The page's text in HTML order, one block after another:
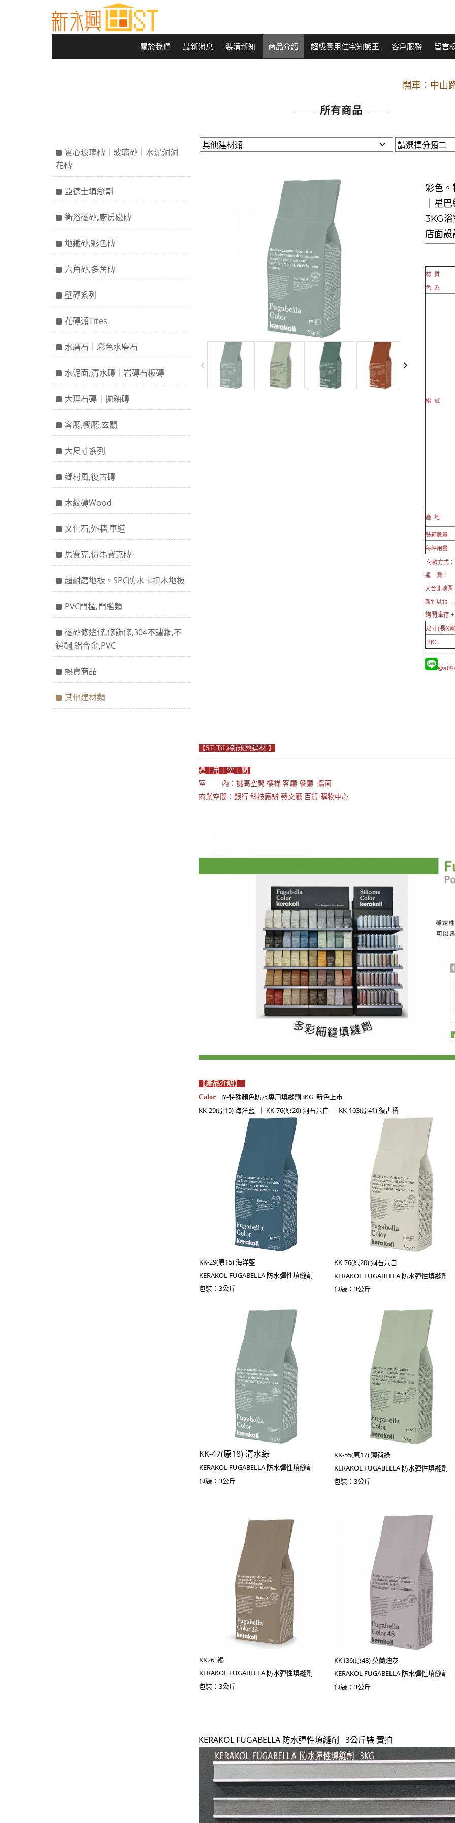
關於我們 最新消息 裝潢新知 商品介紹 超級實用住宅知識王 客戶服務 留言
開車：中山
原Line已滿 無法加Line好友 請親
捷運： 中和線【頂
所有商品
實心玻璃磚｜玻璃磚｜水泥洞洞
花磚
亞德士填縫劑
衛浴磁磚,廚房磁磚
地鐵磚,彩色磚
六角磚,多角磚
壁磚系列
花磚類Tites
水磨石｜彩色水磨石
水泥面,清水磚｜岩磚石板磚
大理石磚｜拋釉磚
客廳,餐廳,玄關
大尺寸系列
鄉村風,復古磚
木紋磚Wood
文化石,外牆,車道
馬賽克,仿馬賽克磚
超耐磨地板。SPC防水卡扣木地板
PVC門檻,門檻類
磁磚修邊條,修飾條,304不鏽鋼,不
鏽鋼,鋁合金,PVC
熱賣商品
其他建材類
彩色。
｜星
3KG
店面設
材 質
色 系
編 號
產 地
裝箱數量
每坪用量
付款方式
運 費：
大台北地
新竹以北
詢問庫存
尺寸(長X
3KG
@a
【ST TiLe新永興建材 】
運｜用｜空｜間
室 內：挑高空間 樓梯 客廳 餐廳 牆面
商業空間：銀行 科技廠辦 藝文廳 百貨 購物中心
【產品介紹】
Calor
JY-特殊顏色防水專用填縫劑3KG 新色上市
KK-29(原15) 海洋藍 ｜ KK-76(原20) 洞石米白 ｜ KK-103(原41) 復古橘
KK-29(原15) 海洋藍
KERAKOL FUGABELLA 防水彈性填縫劑
包裝：3公斤
KK-76(原20) 洞石米白
KERAKOL FUGABELLA 防水彈性填縫劑
包裝：3公斤
KK-47(原18) 清水綠
KERAKOL FUGABELLA 防水彈性填縫劑
包裝：3公斤
KK-55(原17) 薄荷綠
KERAKOL FUGABELLA 防水彈性填縫劑
包裝：3公斤
KK26 褐
KERAKOL FUGABELLA 防水彈性填縫劑
包裝：3公斤
KK136(原48) 莫蘭迪灰
KERAKOL FUGABELLA 防水彈性填縫劑
包裝：3公斤
KERAKOL FUGABELLA 防水彈性填縫劑3公斤裝 實拍